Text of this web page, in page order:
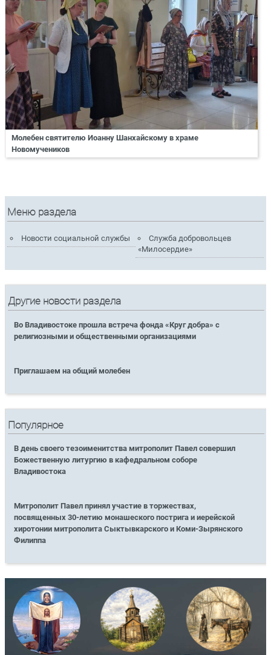
Молебен святителю Иоанну Шанхайскому в храме
Новомучеников
Меню раздела
Новости социальной службы
Служба добровольцев
«Милосердие»
Другие новости раздела
Во Владивостоке прошла встреча фонда «Круг добра» с
религиозными и общественными организациями
Приглашаем на общий молебен
Популярное
В день своего тезоименитства митрополит Павел совершил
Божественную литургию в кафедральном соборе
Владивостока
Митрополит Павел принял участие в торжествах,
посвященных 30-летию монашеского пострига и иерейской
хиротонии митрополита Сыктывкарского и Коми-Зырянского
Филиппа